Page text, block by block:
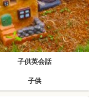
子供英会話
子供